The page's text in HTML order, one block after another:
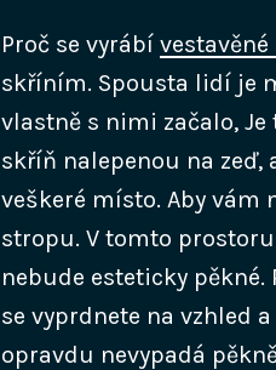
Proč se vyrábí
skříním. Spousta lidí je
vlastně s nimi začalo,
skříň nalepenou na zeď,
veškeré místo. Aby vám
stropu. V tomto
nebude esteticky
se vyprdnete na vzhled
opravdu nevypadá